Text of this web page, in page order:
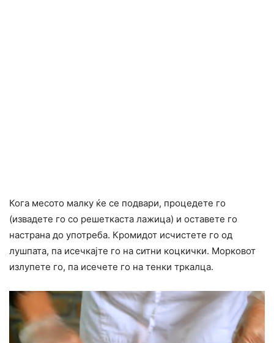
Кога месото малку ќе се подвари, процедете го
(извадете го со решеткаста лажица) и оставете го
настрана до употреба. Кромидот исчистете го од
лушпата, па исечкајте го на ситни коцкички. Морковот
излупете го, па исечете го на тенки тркалца.